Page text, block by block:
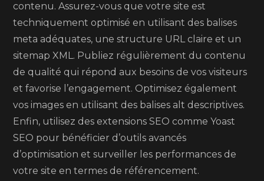
contenu. Assurez-vous que votre site est
techniquement optimisé en utilisant des balises
meta adéquates, une structure URL claire et un
sitemap XML. Publiez régulièrement du contenu
de qualité qui répond aux besoins de vos visiteurs
et favorise l’engagement. Optimisez également
vos images en utilisant des balises alt descriptives.
Enfin, utilisez des extensions SEO comme Yoast
SEO pour bénéficier d’outils avancés
d’optimisation et surveiller les performances de
votre site en termes de référencement.